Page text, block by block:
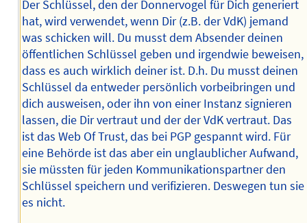
Der Schlüssel, den der Donnervogel für Dich generiert
hat, wird verwendet, wenn Dir (z.B. der VdK) jemand
was schicken will. Du musst dem Absender deinen
öffentlichen Schlüssel geben und irgendwie beweisen,
dass es auch wirklich deiner ist. D.h. Du musst deinen
Schlüssel da entweder persönlich vorbeibringen und
dich ausweisen, oder ihn von einer Instanz signieren
lassen, die Dir vertraut und der der VdK vertraut. Das
ist das Web Of Trust, das bei PGP gespannt wird. Für
eine Behörde ist das aber ein unglaublicher Aufwand,
sie müssten für jeden Kommunikationspartner den
Schlüssel speichern und verifizieren. Deswegen tun sie
es nicht.